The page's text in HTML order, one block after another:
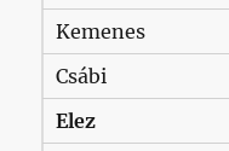
Kemenes
Csábi
Elez